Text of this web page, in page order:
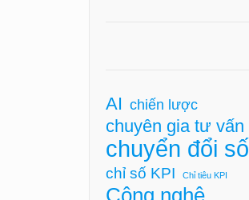
AI chiến lược
chuyên gia tư vấn
chuyển đổi số
chỉ số KPI Chỉ tiêu KPI
Công nghệ